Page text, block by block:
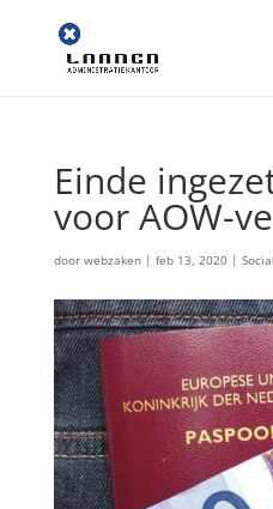
Einde
voor AOW-
door webzaken| feb 13, 2020|